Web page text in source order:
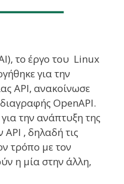
το έργο του Linux
για την
API, ανακοίνωσε
OpenAPI.
την ανάπτυξη της
API , δηλαδή τις
τρόπο με τον
η μία στην άλλη,